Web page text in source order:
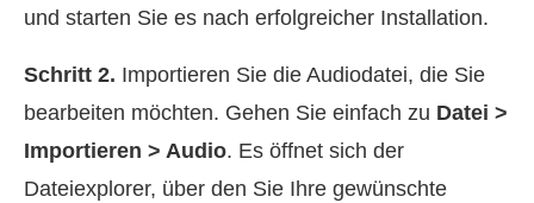
und starten Sie es nach erfolgreicher Installation.
Schritt 2. Importieren Sie die Audiodatei, die Sie
bearbeiten möchten. Gehen Sie einfach zu Datei >
Importieren > Audio. Es öffnet sich der
Dateiexplorer, über den Sie Ihre gewünschte